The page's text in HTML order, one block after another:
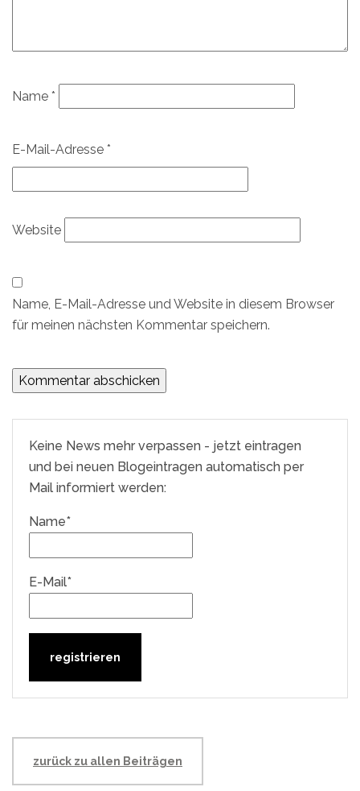
Name *
E-Mail-Adresse *
Website
Name, E-Mail-Adresse und Website in diesem Browser
für meinen nächsten Kommentar speichern.
Keine News mehr verpassen - jetzt eintragen
und bei neuen Blogeintragen automatisch per
Mail informiert werden:
Name*
E-Mail*
zurück zu allen Beiträgen